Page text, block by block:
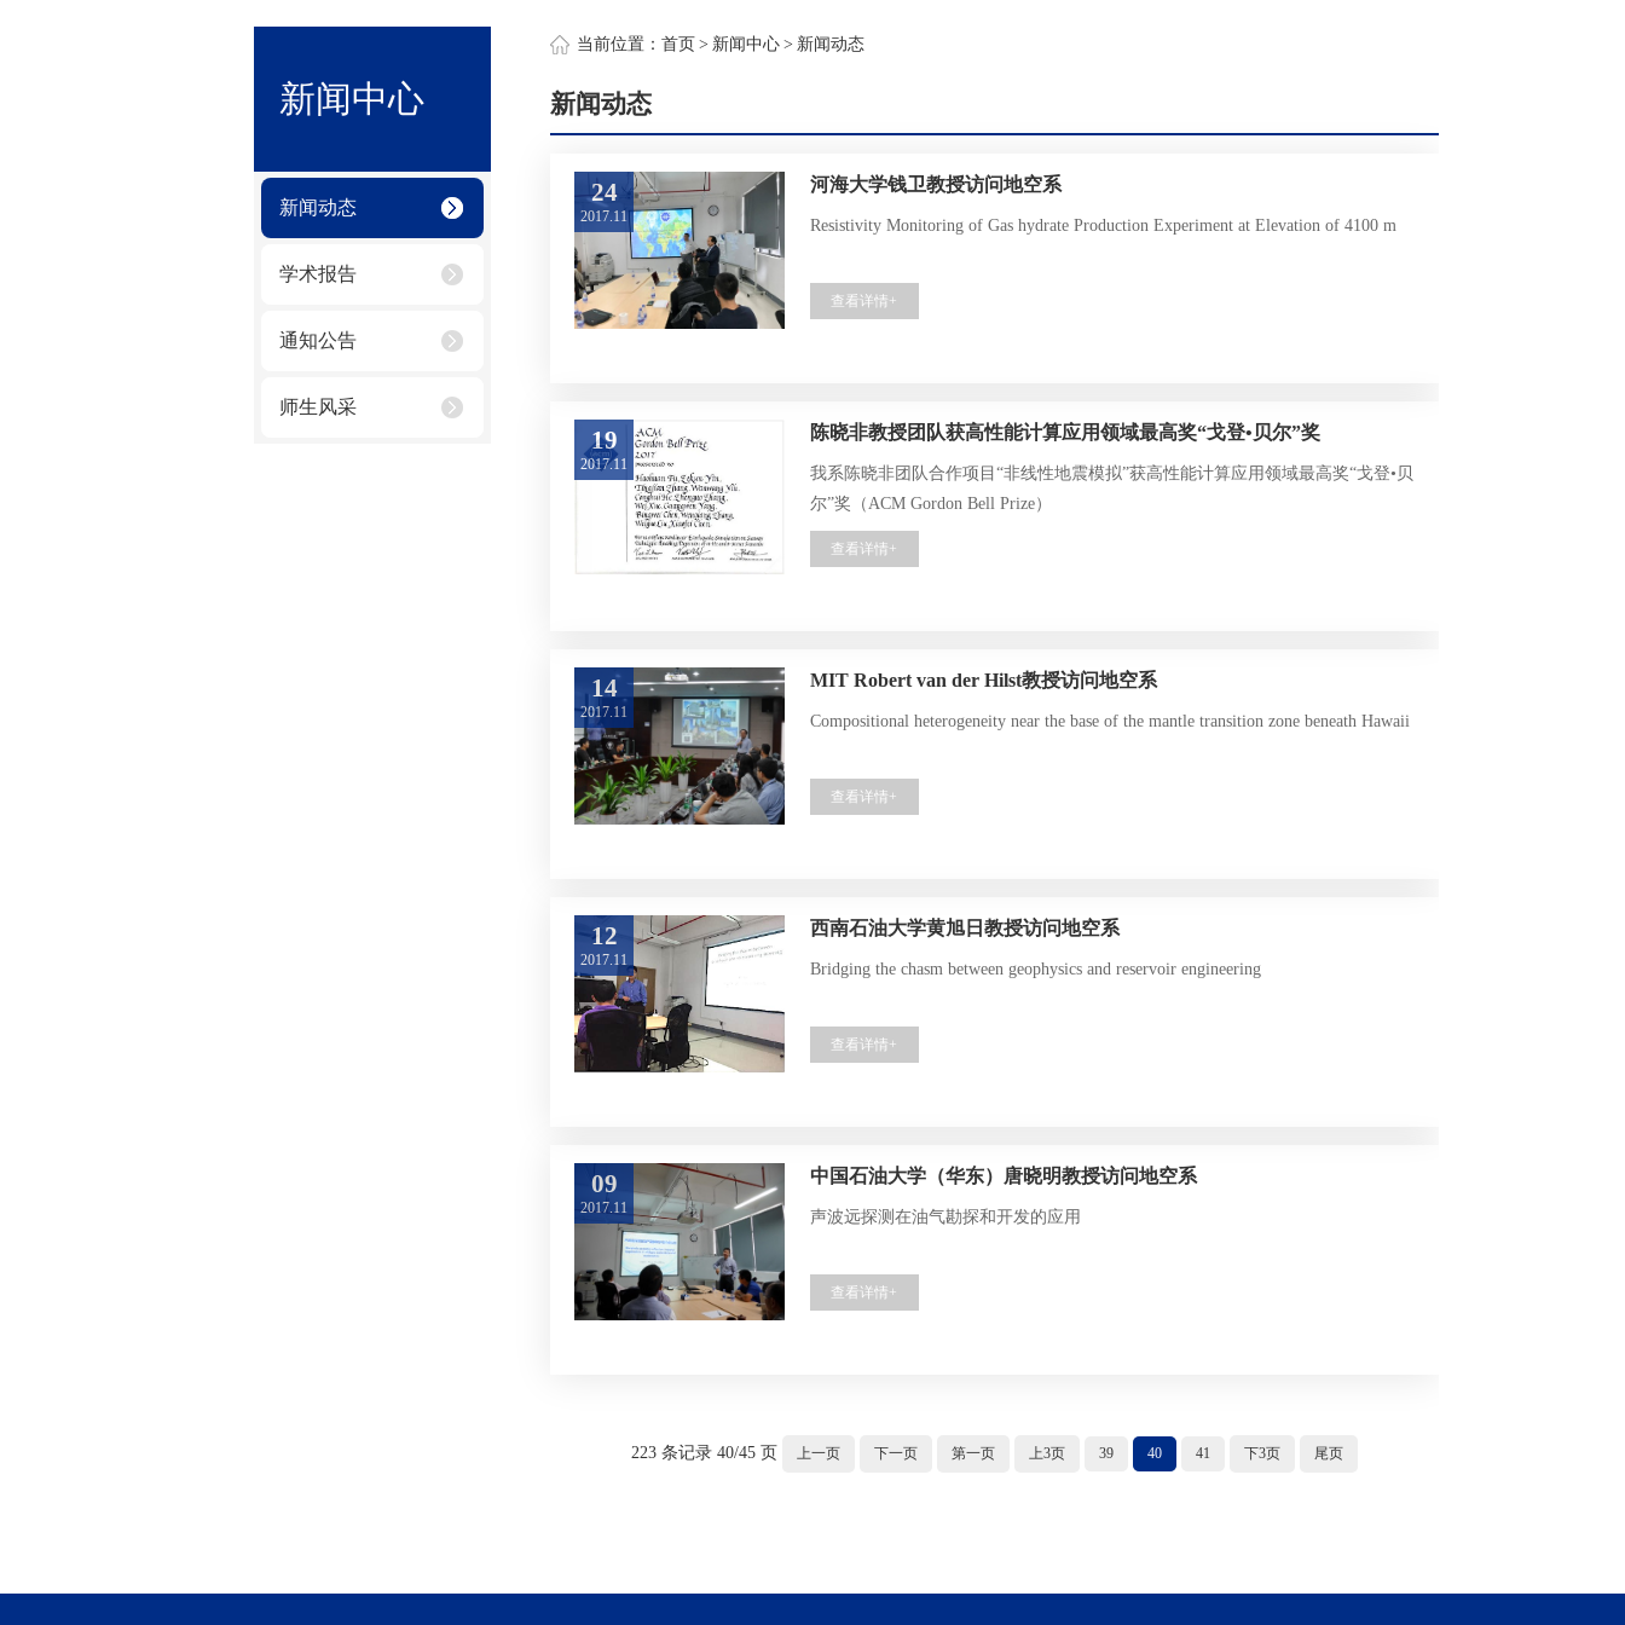
新闻中心
新闻动态
学术报告
通知公告
师生风采
当前位置： 首页 > 新闻中心 > 新闻动态
新闻动态
24
2017.11
河海大学钱卫教授访问地空系
Resistivity Monitoring of Gas hydrate Production Experiment at Elevation of 4100 m
查看详情+
19
2017.11
陈晓非教授团队获高性能计算应用领域最高奖“戈登•贝尔”奖
我系陈晓非团队合作项目“非线性地震模拟”获高性能计算应用领域最高奖“戈登•贝
尔”奖（ACM Gordon Bell Prize）
查看详情+
14
2017.11
MIT Robert van der Hilst教授访问地空系
Compositional heterogeneity near the base of the mantle transition zone beneath Hawaii
查看详情+
12
2017.11
西南石油大学黄旭日教授访问地空系
Bridging the chasm between geophysics and reservoir engineering
查看详情+
09
2017.11
中国石油大学（华东）唐晓明教授访问地空系
声波远探测在油气勘探和开发的应用
查看详情+
223 条记录 40/45 页 上一页 下一页 第一页 上3页 39 40 41 下3页 尾页